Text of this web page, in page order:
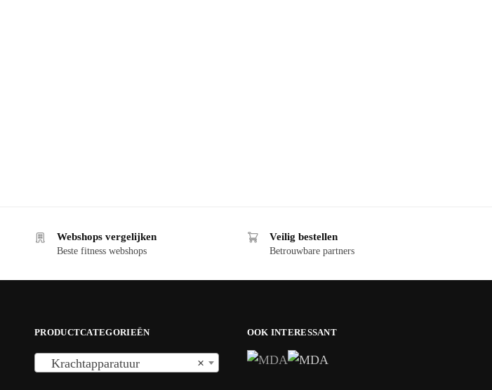
Webshops vergelijken
Beste fitness webshops
Veilig bestellen
Betrouwbare partners
PRODUCTCATEGORIEËN
×
Krachtapparatuur
OOK INTERESSANT